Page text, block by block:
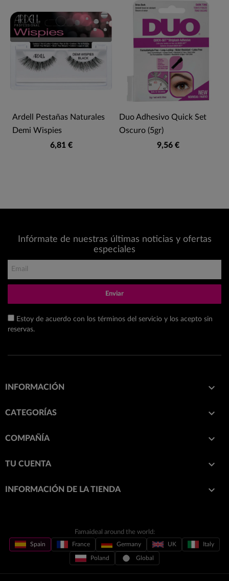
Ardell Pestañas Naturales
Demi Wispies
6,81 €
Duo Adhesivo Quick Set
Oscuro (5gr)
9,56 €
Infórmate de nuestras últimas noticias y ofertas
especiales
Enviar
Estoy de acuerdo con los términos del servicio y los acepto sin
reservas.
INFORMACIÓN 
CATEGORÍAS 
COMPAÑÍA 
TU CUENTA 
INFORMACIÓN DE LA TIENDA keyboard_arrow_down
Famaideal around the world:
Spain France Germany UK Italy
Poland Global